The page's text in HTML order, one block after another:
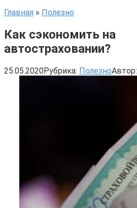
Главная » Полезно
Как сэкономить на
автостраховании?
25.05.2020Рубрика: ПолезноАвтор: